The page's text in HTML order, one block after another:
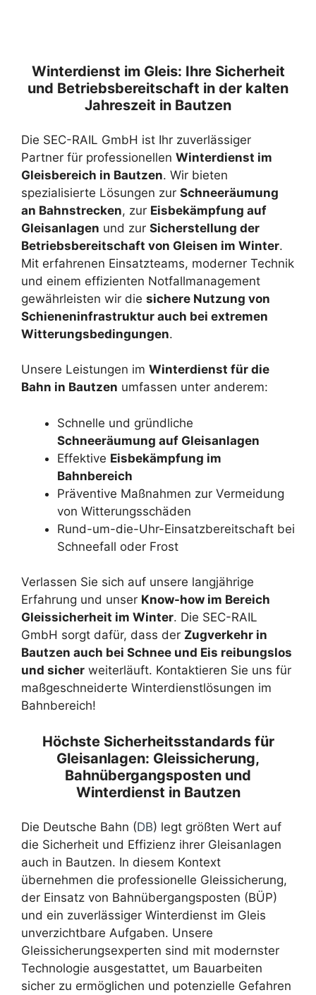
Winterdienst im Gleis: Ihre Sicherheit
und Betriebsbereitschaft in der kalten
Jahreszeit in Bautzen
Die SEC-RAIL GmbH ist Ihr zuverlässiger
Partner für professionellen Winterdienst im
Gleisbereich in Bautzen. Wir bieten
spezialisierte Lösungen zur Schneeräumung
an Bahnstrecken, zur Eisbekämpfung auf
Gleisanlagen und zur Sicherstellung der
Betriebsbereitschaft von Gleisen im Winter.
Mit erfahrenen Einsatzteams, moderner Technik
und einem effizienten Notfallmanagement
gewährleisten wir die sichere Nutzung von
Schieneninfrastruktur auch bei extremen
Witterungsbedingungen.
Unsere Leistungen im Winterdienst für die
Bahn in Bautzen umfassen unter anderem:
Schnelle und gründliche
Schneeräumung auf Gleisanlagen
Effektive Eisbekämpfung im
Bahnbereich
Präventive Maßnahmen zur Vermeidung
von Witterungsschäden
Rund-um-die-Uhr-Einsatzbereitschaft bei
Schneefall oder Frost
Verlassen Sie sich auf unsere langjährige
Erfahrung und unser Know-how im Bereich
Gleissicherheit im Winter. Die SEC-RAIL
GmbH sorgt dafür, dass der Zugverkehr in
Bautzen auch bei Schnee und Eis reibungslos
und sicher weiterläuft. Kontaktieren Sie uns für
maßgeschneiderte Winterdienstlösungen im
Bahnbereich!
Höchste Sicherheitsstandards für
Gleisanlagen: Gleissicherung,
Bahnübergangsposten und
Winterdienst in Bautzen
Die Deutsche Bahn (DB) legt größten Wert auf
die Sicherheit und Effizienz ihrer Gleisanlagen
auch in Bautzen. In diesem Kontext
übernehmen die professionelle Gleissicherung,
der Einsatz von Bahnübergangsposten (BÜP)
und ein zuverlässiger Winterdienst im Gleis
unverzichtbare Aufgaben. Unsere
Gleissicherungsexperten sind mit modernster
Technologie ausgestattet, um Bauarbeiten
sicher zu ermöglichen und potenzielle Gefahren